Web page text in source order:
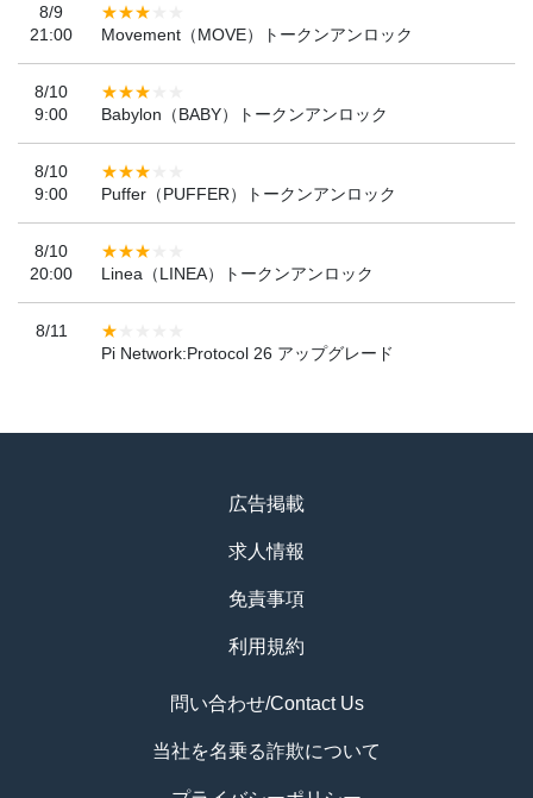
8/9
21:00
Movement（MOVE）トークンアンロック
8/10
9:00
Babylon（BABY）トークンアンロック
8/10
9:00
Puffer（PUFFER）トークンアンロック
8/10
20:00
Linea（LINEA）トークンアンロック
8/11
Pi Network:Protocol 26 アップグレード
広告掲載
求人情報
免責事項
利用規約
問い合わせ/Contact Us
当社を名乗る詐欺について